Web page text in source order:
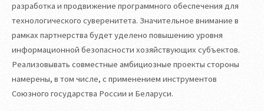
разработка и продвижение программного обеспечения для
технологического суверенитета. Значительное внимание в
рамках партнерства будет уделено повышению уровня
информационной безопасности хозяйствующих субъектов.
Реализовывать совместные амбициозные проекты стороны
намерены, в том числе, с применением инструментов
Союзного государства России и Беларуси.